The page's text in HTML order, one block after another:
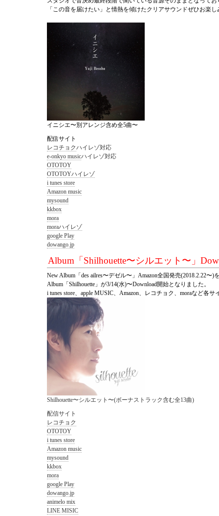
「この音を届けたい」と情熱を傾けたクリアサウンドぜひお楽し
イニシエ〜別アレンジ含め全5曲〜
配信サイト
レコチョクハイレゾ対応
e-onkyo musicハイレゾ対応
OTOTOY
OTOTOYハイレゾ
i tunes store
Amazon music
mysound
kkbox
mora
moraハイレゾ
google Play
dowango.jp
Album「Shilhouette〜シルエット〜」
New Album「des ailres〜デゼル〜」Amazon全国発売(2018.2.22〜)
Album「Shilhouette」が3/14(水)〜Download開始となりました。
i tunes store、apple MUSIC、Amazon、レコチョク、moraなど各
Shilhouette〜シルエット〜(ボーナストラック含む全13曲)
配信サイト
レコチョク
OTOTOY
i tunes store
Amazon music
mysound
kkbox
mora
google Play
dowango.jp
animelo mix
LINE MISIC